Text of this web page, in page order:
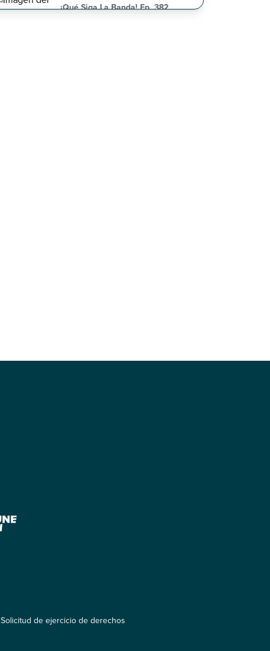
¡Qué Siga La Banda! Ep. 382
Solicitud de ejercicio de derechos